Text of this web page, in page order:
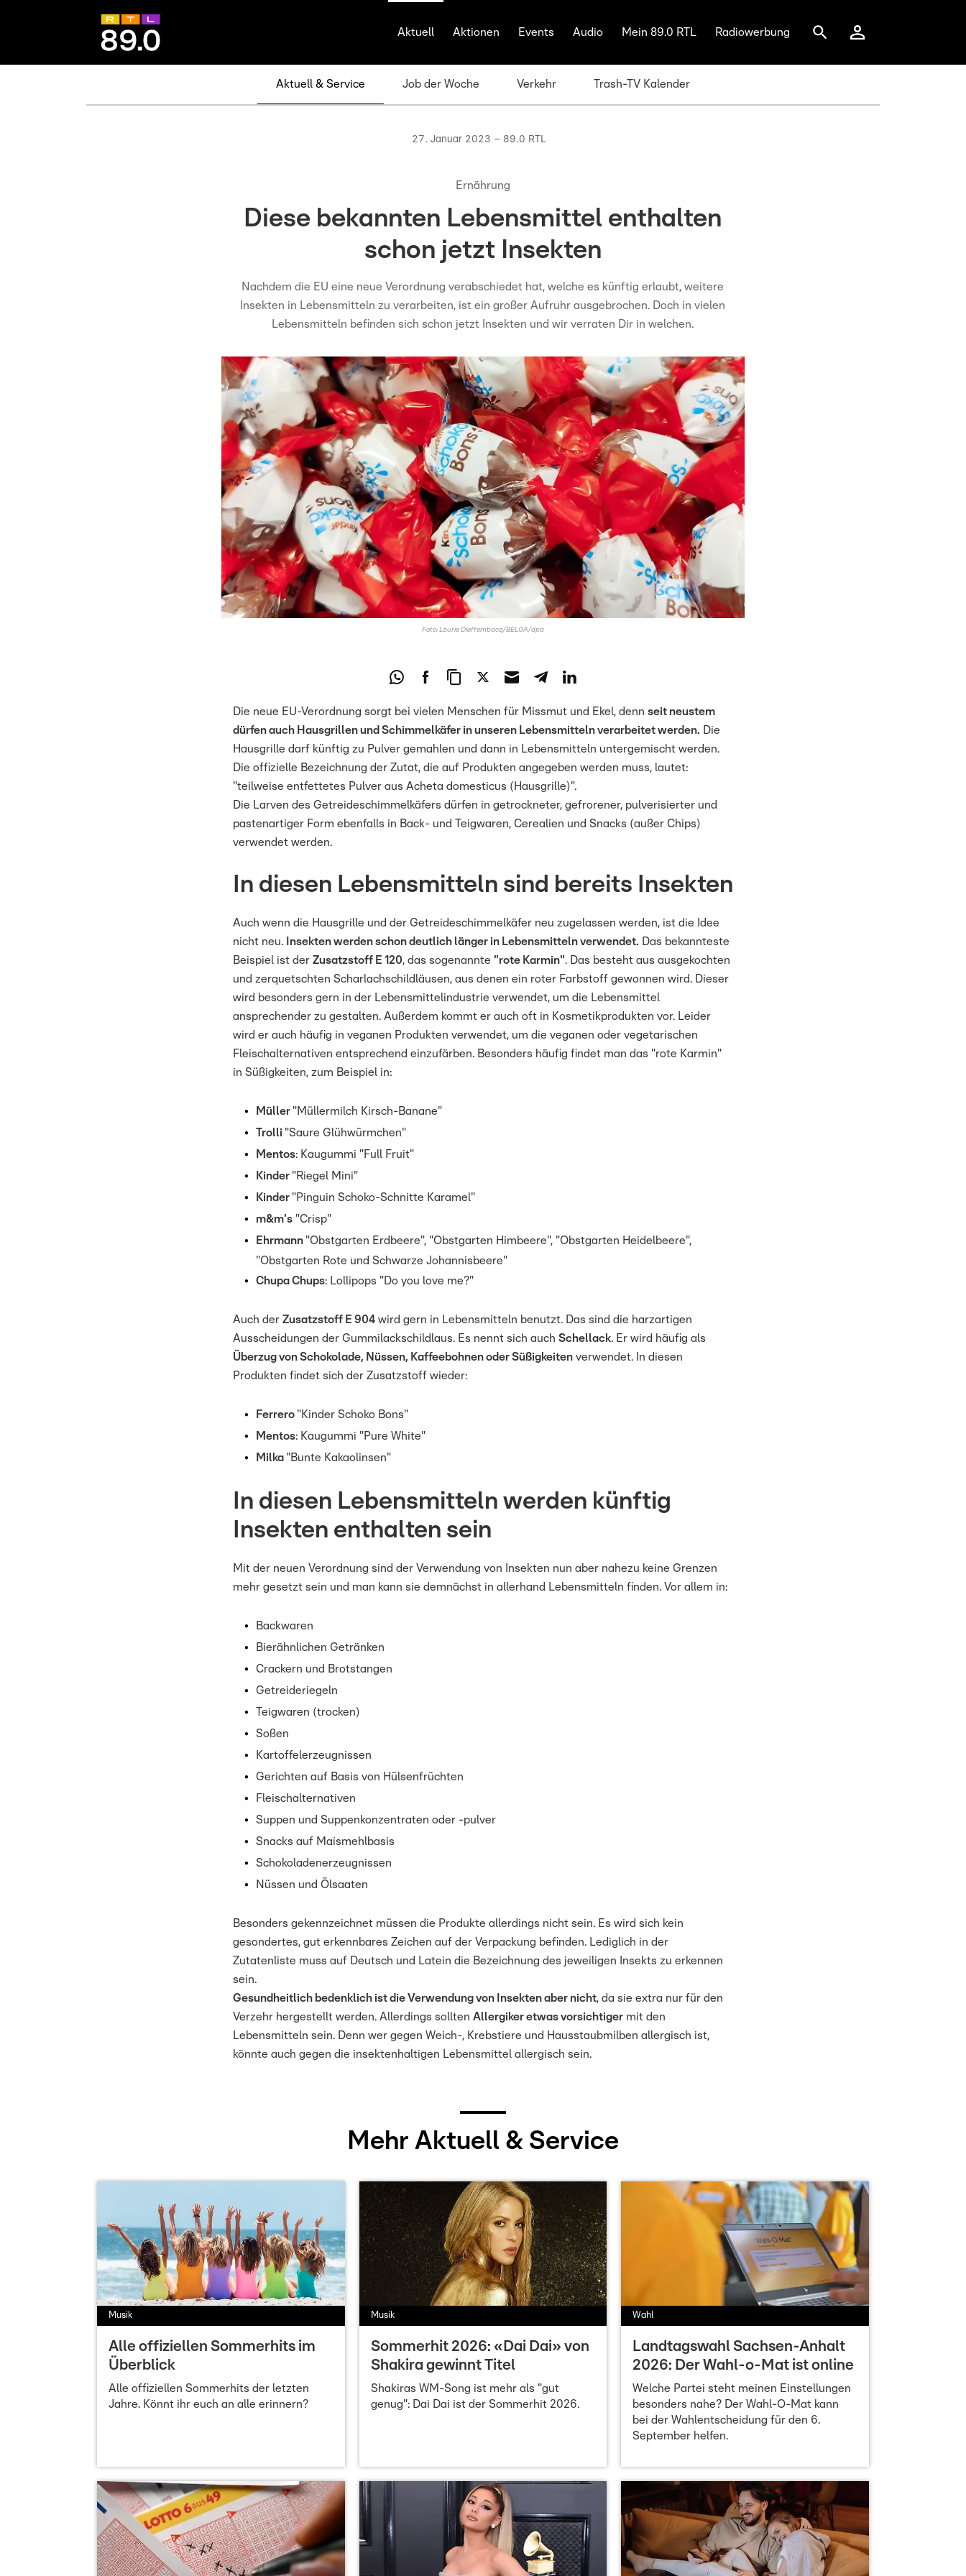
Aktuell
Aktuell & Service Job der Woche Verkehr Trash-TV Kalender
Aktionen Events Audio Mein 89.0 RTL Radiowerbung
27. Januar 2023 – 89.0 RTL
Ernährung
Diese bekannten Lebensmittel enthalten
schon jetzt Insekten
Nachdem die EU eine neue Verordnung verabschiedet hat, welche es künftig erlaubt, weitere
Insekten in Lebensmitteln zu verarbeiten, ist ein großer Aufruhr ausgebrochen. Doch in vielen
Lebensmitteln befinden sich schon jetzt Insekten und wir verraten Dir in welchen.
Foto: Laurie Dieffembacq/BELGA/dpa
Die neue EU-Verordnung sorgt bei vielen Menschen für Missmut und Ekel, denn seit neustem
dürfen auch Hausgrillen und Schimmelkäfer in unseren Lebensmitteln verarbeitet werden. Die
Hausgrille darf künftig zu Pulver gemahlen und dann in Lebensmitteln untergemischt werden.
Die offizielle Bezeichnung der Zutat, die auf Produkten angegeben werden muss, lautet:
"teilweise entfettetes Pulver aus Acheta domesticus (Hausgrille)".
Die Larven des Getreideschimmelkäfers dürfen in getrockneter, gefrorener, pulverisierter und
pastenartiger Form ebenfalls in Back- und Teigwaren, Cerealien und Snacks (außer Chips)
verwendet werden.
In diesen Lebensmitteln sind bereits Insekten
Auch wenn die Hausgrille und der Getreideschimmelkäfer neu zugelassen werden, ist die Idee
nicht neu.
Insekten werden schon deutlich länger in Lebensmitteln verwendet. Das bekannteste
Beispiel ist der Zusatzstoff E 120, das sogenannte "rote Karmin". Das besteht aus ausgekochten
und zerquetschten Scharlachschildläusen, aus denen ein roter Farbstoff gewonnen wird. Dieser
wird besonders gern in der Lebensmittelindustrie verwendet, um die Lebensmittel
ansprechender zu gestalten. Außerdem kommt er auch oft in Kosmetikprodukten vor. Leider
wird er auch häufig in veganen Produkten verwendet, um die veganen oder vegetarischen
Fleischalternativen entsprechend einzufärben. Besonders häufig findet man das "rote Karmin"
in Süßigkeiten, zum Beispiel in:
Müller "Müllermilch Kirsch-Banane"
Trolli "Saure Glühwürmchen"
Mentos: Kaugummi "Full Fruit"
Kinder "Riegel Mini"
Kinder "Pinguin Schoko-Schnitte Karamel"
m&m's"Crisp"
Ehrmann "Obstgarten Erdbeere", "Obstgarten Himbeere", "Obstgarten Heidelbeere",
"Obstgarten Rote und Schwarze Johannisbeere"
Chupa Chups: Lollipops "Do you love me?"
Auch der Zusatzstoff E 904wird gern in Lebensmitteln benutzt. Das sind die harzartigen
Ausscheidungen der Gummilackschildlaus. Es nennt sich auch Schellack. Er wird häufig als
Überzug von Schokolade, Nüssen, Kaffeebohnen oder Süßigkeitenverwendet. In diesen
Produkten findet sich der Zusatzstoff wieder:
Ferrero "Kinder Schoko Bons"
Mentos: Kaugummi "Pure White"
Milka "Bunte Kakaolinsen"
In diesen Lebensmitteln werden künftig
Insekten enthalten sein
Mit der neuen Verordnung sind der Verwendung von Insekten nun aber nahezu keine Grenzen
mehr gesetzt sein und man kann sie demnächst in allerhand Lebensmitteln finden. Vor allem in:
Backwaren
Bierähnlichen Getränken
Crackern und Brotstangen
Getreideriegeln
Teigwaren (trocken)
Soßen
Kartoffelerzeugnissen
Gerichten auf Basis von Hülsenfrüchten
Fleischalternativen
Suppen und Suppenkonzentraten oder -pulver
Snacks auf Maismehlbasis
Schokoladenerzeugnissen
Nüssen und Ölsaaten
Besonders gekennzeichnet müssen die Produkte allerdings nicht sein. Es wird sich kein
gesondertes, gut erkennbares Zeichen auf der Verpackung befinden. Lediglich in der
Zutatenliste muss auf Deutsch und Latein die Bezeichnung des jeweiligen Insekts zu erkennen
sein.
Gesundheitlich bedenklich ist die Verwendung von Insekten aber nicht, da sie extra nur für den
Verzehr hergestellt werden. Allerdings sollten Allergiker etwas vorsichtigermit den
Lebensmitteln sein. Denn wer gegen Weich-, Krebstiere und Hausstaubmilben allergisch ist,
könnte auch gegen die insektenhaltigen Lebensmittel allergisch sein.
Mehr Aktuell & Service
Musik
Alle offiziellen Sommerhits im
Überblick
Alle offiziellen Sommerhits der letzten
Jahre. Könnt ihr euch an alle erinnern?
Musik
Sommerhit 2026: «Dai Dai» von
Shakira gewinnt Titel
Shakiras WM-Song ist mehr als "gut
genug": Dai Dai ist der Sommerhit 2026.
Wahl
Landtagswahl Sachsen-Anhalt
2026: Der Wahl-o-Mat ist online
Welche Partei steht meinen Einstellungen
besonders nahe? Der Wahl-O-Mat kann
bei der Wahlentscheidung für den 6.
September helfen.